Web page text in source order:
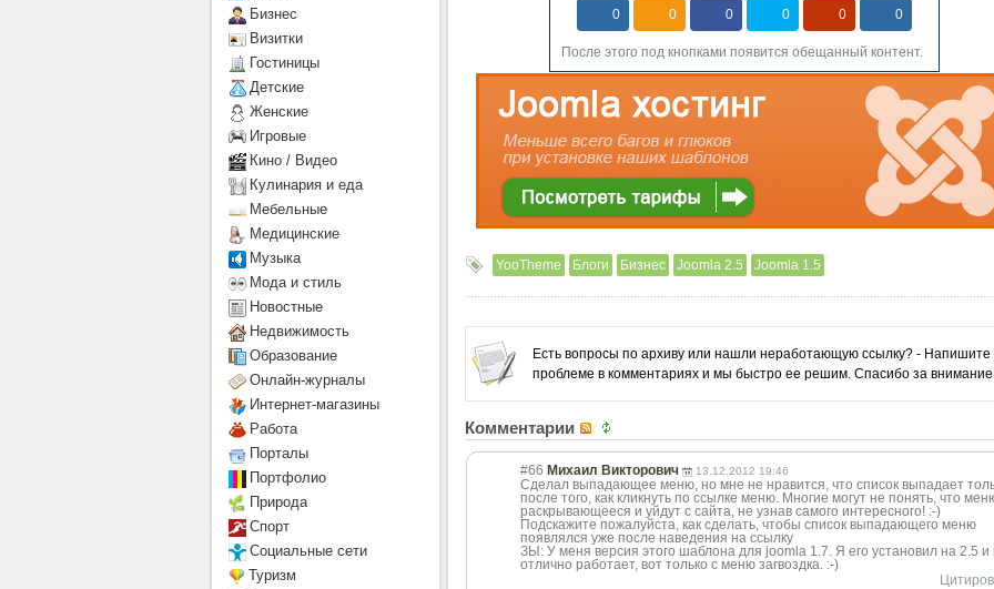
0 0 0 0 0 0
После этого под кнопками появится обещанный контент.
YooTheme Блоги Бизнес Joomla 2.5 Joomla 1.5
Есть вопросы по архиву или нашли неработающую ссылку? - Напишите
проблеме в комментариях и мы быстро ее решим. Спасибо за
Комментарии
#66 Михаил Викторович 13.12.2012 19:46
Сделал выпадающее меню, но мне не нравится, что список выпадает
после того, как кликнуть по ссылке меню. Многие могут не понять, что
раскрывающееся и уйдут с сайта, не узнав самого интересного! :-)
Подскажите пожалуйста, как сделать, чтобы список выпадающего меню
появлялся уже после наведения на ссылку
ЗЫ: У меня версия этого шаблона для joomla 1.7. Я его установил на 2.5 и
отлично работает, вот только с меню загвоздка. :-)
Бизнес
Визитки
Гостиницы
Детcкие
Женские
Игровые
Кино / Видео
Кулинария и еда
Мебельные
Медицинские
Музыка
Мода и стиль
Новостные
Недвижимость
Образование
Онлайн-журналы
Интернет-магазины
Работа
Порталы
Портфолио
Природа
Спорт
Социальные сети
Туризм